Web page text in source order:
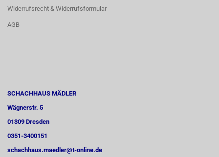
Widerrufsrecht & Widerrufsformular
AGB
SCHACHHAUS MÄDLER
Wägnerstr. 5
01309 Dresden
0351-3400151
schachhaus.maedler@t-online.de